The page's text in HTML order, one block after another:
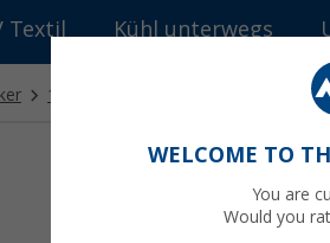
Textil Kühl unterwegs
12 / 24 V Adapter & Kupplung
WELCOME TO
You are
Would you